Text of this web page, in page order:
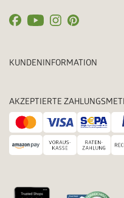
KUNDENINFORMATION
AKZEPTIERTE